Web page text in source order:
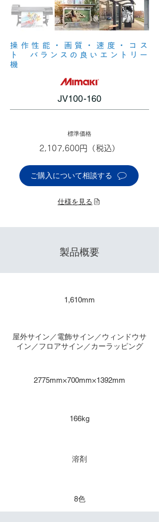
操作性能・画質・速度・コス
ト バランスの良いエントリー
機
JV100-160
標準価格
2,107,600円（税込）
ご購入について相談する
仕様を見る
製品概要
1,610mm
屋外サイン／電飾サイン／ウィンドウサ
イン／フロアサイン／カーラッピング
2775mm×700mm×1392mm
166kg
溶剤
8色